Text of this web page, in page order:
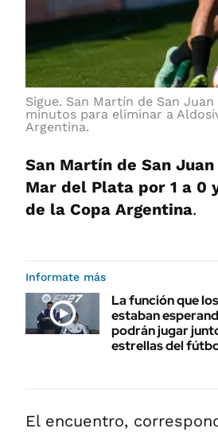
Sigue. San Martín de San
minutos para eliminar a
Argentina.
San Martín de San
Mar del Plata por 1 a 0
de la Copa Argentina.
Informate más
La función que
estaban
podrán jugar
estrellas del
El encuentro,